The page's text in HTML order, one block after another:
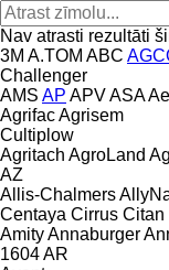
Nav atrasti rezultāti
3M A.TOM ABC
Challenger
AMS AP APVASA
AgrifacAgrisem
Cultiplow
Agritach AgroLand
AZ
Allis-Chalmers
Centaya Cirrus Citan
AmityAnnaburger
1604AR